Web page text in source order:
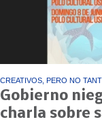
CREATIVOS, PERO NO
Gobierno
charla sobre